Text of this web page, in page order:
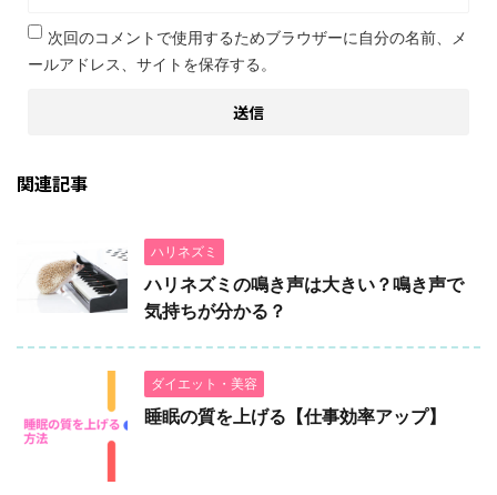
次回のコメントで使用するためブラウザーに自分の名前、メ
ールアドレス、サイトを保存する。
関連記事
ハリネズミ
ハリネズミの鳴き声は大きい？鳴き声で
気持ちが分かる？
ダイエット・美容
睡眠の質を上げる【仕事効率アップ】